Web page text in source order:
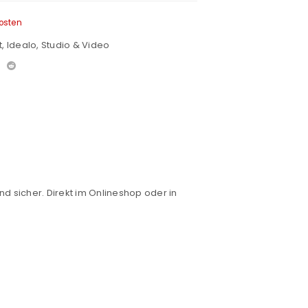
, Idealo, Studio & Video
sicher. Direkt im Onlineshop oder in